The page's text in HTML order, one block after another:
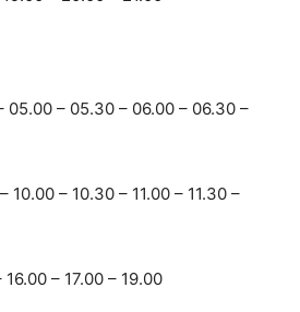
05.00 – 05.30 – 06.00 – 06.30 –
– 10.30 – 11.00 – 11.30 –
– 17.00 – 19.00